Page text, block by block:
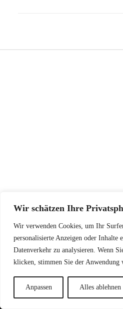
Wir schätzen Ihre
Wir verwenden Cookies, um Ihr
personalisierte Anzeigen oder Inhalte
Datenverkehr zu analysieren. Wenn
klicken, stimmen Sie der Anwendung
Anpassen Alles ablehnen
© Tactical Training